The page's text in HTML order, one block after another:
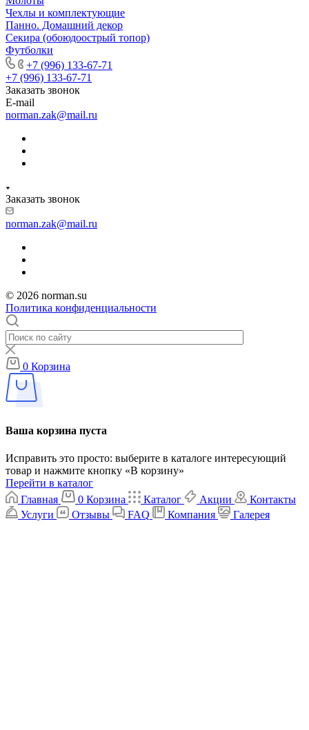
Чехлы и комплектующие
Панно. Домашний декор
Секира (обоюдоострый топор)
Футболки
+7 (996) 133-67-71
+7 (996) 133-67-71
Заказать звонок
E-mail
norman.zak@mail.ru
Заказать звонок
norman.zak@mail.ru
© 2026 norman.su
Политика конфиденциальности
0 Корзина
Ваша корзина пуста
Исправить это просто: выберите в каталоге интересующий
товар и нажмите кнопку «В корзину»
Перейти в каталог
Главная
0 Корзина Каталог Акции
Контакты
Услуги
Отзывы FAQ Компания Галерея